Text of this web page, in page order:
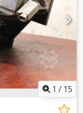
1 / 15